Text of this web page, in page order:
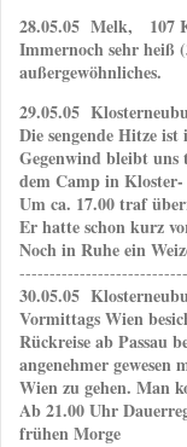
28.05.05 Melk, 107
Immernoch sehr heiß
außergewöhnliches.
29.05.05
Die sengende Hitze
Gegenwind bleibt
dem Camp in
Um ca. 17.00 traf
Er hatte schon kurz
Noch in Ruhe ein
30.05.05
Vormittags Wien
Rückreise ab Passau
angenehmer
Wien zu gehen. Man
Ab 21.00 Uhr
frühen Morge